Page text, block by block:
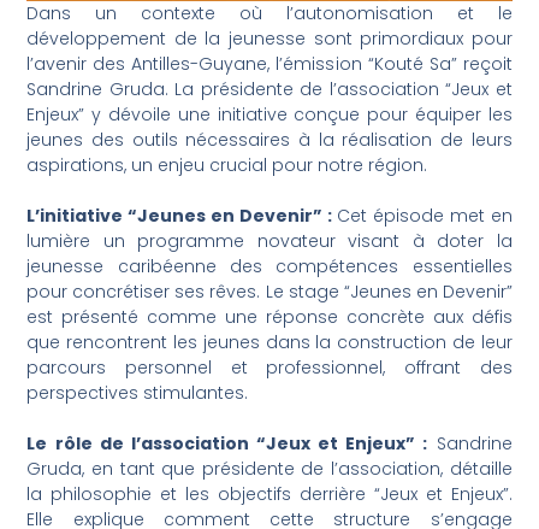
Dans un contexte où l’autonomisation et le
développement de la jeunesse sont primordiaux pour
l’avenir des Antilles-Guyane, l’émission “Kouté Sa” reçoit
Sandrine Gruda. La présidente de l’association “Jeux et
Enjeux” y dévoile une initiative conçue pour équiper les
jeunes des outils nécessaires à la réalisation de leurs
aspirations, un enjeu crucial pour notre région.
L’initiative “Jeunes en Devenir” :Cet épisode met en
lumière un programme novateur visant à doter la
jeunesse caribéenne des compétences essentielles
pour concrétiser ses rêves. Le stage “Jeunes en Devenir”
est présenté comme une réponse concrète aux défis
que rencontrent les jeunes dans la construction de leur
parcours personnel et professionnel, offrant des
perspectives stimulantes.
Le rôle de l’association “Jeux et Enjeux” : Sandrine
Gruda, en tant que présidente de l’association, détaille
la philosophie et les objectifs derrière “Jeux et Enjeux”.
Elle explique comment cette structure s’engage